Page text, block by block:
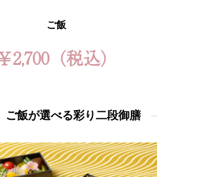
ご飯
2,700（税込）
ご飯が選べる彩り二段御膳